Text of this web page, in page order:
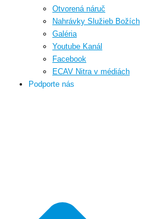
Otvorená náruč
Nahrávky Služieb Božích
Galéria
Youtube Kanál
Facebook
ECAV Nitra v médiách
Podporte nás